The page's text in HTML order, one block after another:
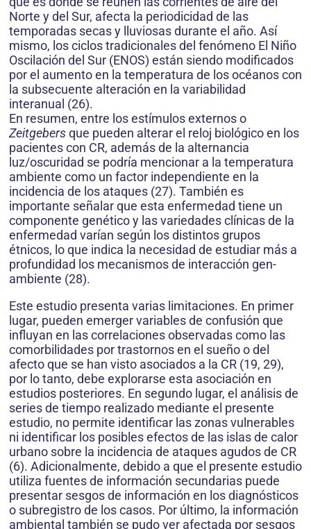
Norte y del Sur, afecta la periodicidad de las
temporadas secas y lluviosas durante el año. Así
mismo, los ciclos tradicionales del fenómeno El Niño
Oscilación del Sur (ENOS) están siendo modificados
por el aumento en la temperatura de los océanos con
la subsecuente alteración en la variabilidad
interanual (26).
En resumen, entre los estímulos externos o
Zeitgebersque pueden alterar el reloj biológico en los
pacientes con CR, además de la alternancia
luz/oscuridad se podría mencionar a la tempe­ratura
ambiente como un factor independiente en la
incidencia de los ataques (27). También es
importante señalar que esta enfermedad tiene un
componente genético y las variedades clínicas de la
enfermedad varían según los distintos grupos
étnicos, lo que indica la necesidad de estudiar más a
profundidad los mecanismos de interacción gen-
ambiente (28).
Este estudio presenta varias limitaciones. En primer
lugar, pueden emerger variables de confusión que
influyan en las correlaciones observadas como las
comorbilidades por trastornos en el sueño o del
afecto que se han visto asociados a la CR (19, 29),
por lo tanto, debe explorarse esta asociación en
estudios posteriores. En segundo lugar, el análisis de
series de tiempo realizado mediante el presente
estudio, no permite identificar las zonas vulnera­bles
ni identificar los posibles efectos de las islas de calor
urbano sobre la incidencia de ataques agudos de CR
(6). Adicionalmente, debido a que el presente estudio
utiliza fuentes de información secundarias puede
presentar sesgos de información en los diagnósticos
o subregistro de los casos. Por último, la información
ambiental también se pudo ver afectada por sesgos